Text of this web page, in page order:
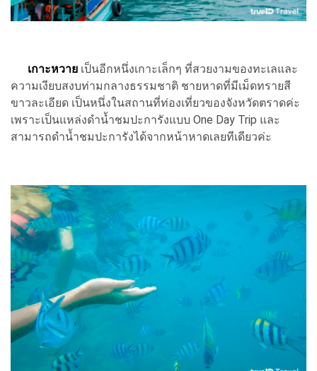
เกาะหวาย เป็นอีกหนึ่งเกาะเล็กๆ ที่สวยงามของทะเลและ
ความเงียบสงบท่ามกลางธรรมชาติ ชายหาดที่มีเม็ดทรายสี
ขาวละเอียด เป็นหนึ่งในสถานที่ท่องเที่ยวของจังหวัดตราดค่ะ
เพราะเป็นแหล่งดำน้ำชมปะการังแบบ One Day Trip และ
สามารถดำน้ำชมปะการังได้จากหน้าหาดเลยทีเดียวค่ะ